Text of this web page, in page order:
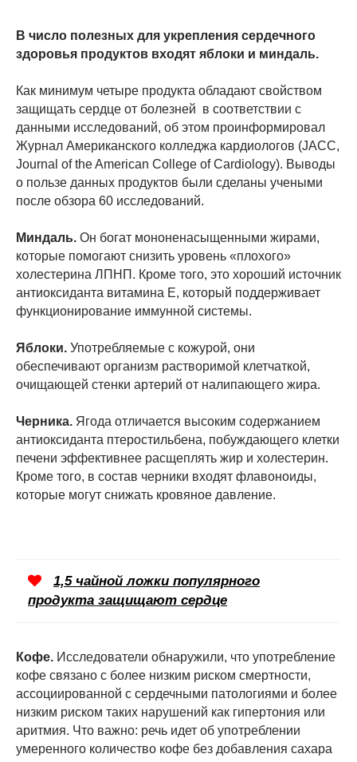
В число полезных для укрепления сердечного
здоровья продуктов входят яблоки и миндаль.
Как минимум четыре продукта обладают свойством
защищать сердце от болезней в соответствии с
данными исследований, об этом проинформировал
Журнал Американского колледжа кардиологов (JACC,
Journal of the American College of Cardiology). Выводы
о пользе данных продуктов были сделаны учеными
после обзора 60 исследований.
Миндаль. Он богат мононенасыщенными жирами,
которые помогают снизить уровень «плохого»
холестерина ЛПНП. Кроме того, это хороший источник
антиоксиданта витамина Е, который поддерживает
функционирование иммунной системы.
Яблоки. Употребляемые с кожурой, они
обеспечивают организм растворимой клетчаткой,
очищающей стенки артерий от налипающего жира.
Черника. Ягода отличается высоким содержанием
антиоксиданта птеростильбена, побуждающего клетки
печени эффективнее расщеплять жир и холестерин.
Кроме того, в состав черники входят флавоноиды,
которые могут снижать кровяное давление.
1,5 чайной ложки популярного
продукта защищают сердце
Кофе. Исследователи обнаружили, что употребление
кофе связано с более низким риском смертности,
ассоциированной с сердечными патологиями и более
низким риском таких нарушений как гипертония или
аритмия. Что важно: речь идет об употреблении
умеренного количество кофе без добавления сахара